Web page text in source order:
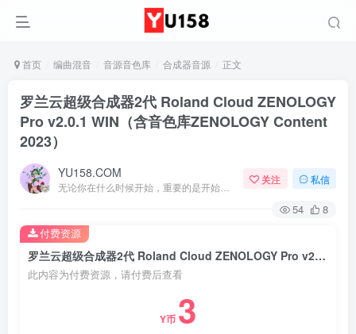
首页 编曲混音 音源音色库 合成器音源 正文
罗兰云超级合成器2代 Roland Cloud ZENOLOGY
Pro v2.0.1 WIN（含音色库ZENOLOGY Content
2023）
YU158.COM 关注 私信
54 8
罗兰云超级合成器2代 Roland Cloud ZENOLOGY Pro v2.0.1 WIN（含音色库ZENOLOGY Content 2023）
此内容为付费资源，请付费后查看
Y币 3
付费资源